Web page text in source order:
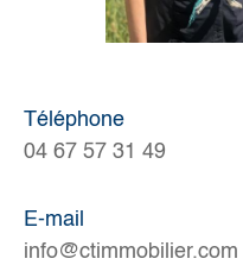
Téléphone
04 67 57 31 49
E-mail
info@ctimmobilier.com